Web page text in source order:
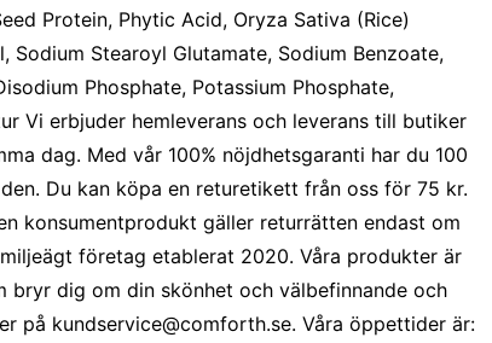
Protein, Phytic Acid, Oryza Sativa (Rice)
Sodium Stearoyl Glutamate, Sodium Benzoate,
Phosphate, Potassium Phosphate,
Vi erbjuder hemleverans och leverans till butiker
dag. Med vår 100% nöjdhetsgaranti har du 100
Du kan köpa en returetikett från oss för 75 kr.
konsumentprodukt gäller returrätten endast om
företag etablerat 2020. Våra produkter är
dig om din skönhet och välbefinnande och
på kundservice@comforth.se. Våra öppettider är: